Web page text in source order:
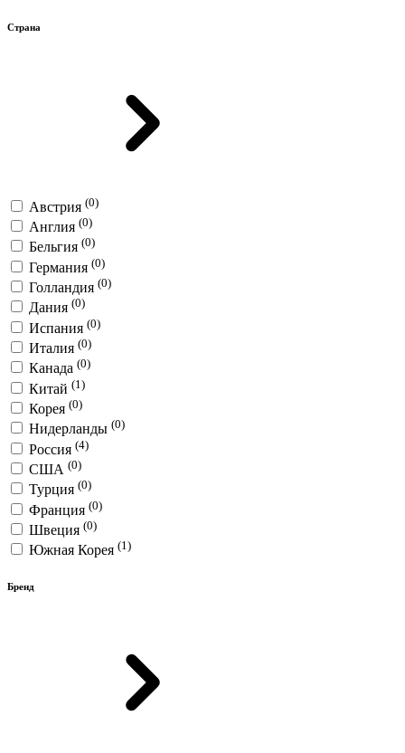
Страна
Австрия (0)
Англия (0)
Бельгия (0)
Германия (0)
Голландия (0)
Дания (0)
Испания (0)
Италия (0)
Канада (0)
Китай (1)
Корея (0)
Нидерланды (0)
Россия (4)
США (0)
Турция (0)
Франция (0)
Швеция (0)
Южная Корея (1)
Бренд